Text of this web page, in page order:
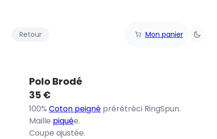
Retour Mon panier
Polo Brodé
35 €
100% Coton peigné prérétréci RingSpun.
Maille piquée.
Coupe ajustée.